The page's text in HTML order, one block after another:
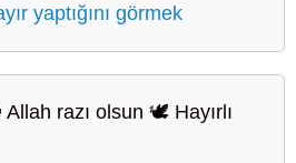
yaptığını görmek
Allah razı olsun 🕊️ Hayırlı